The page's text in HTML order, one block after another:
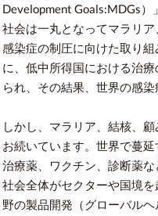
Development Goals:MDGs
社会は一丸となってマラリ
感染症の制圧に向けた取り
に、低中所得国における治
られ、その結果、世界の感
しかし、マラリア、結核、
お続いています。世界で蔓
治療薬、ワクチン、診断薬
社会全体がセクターや国境
野の製品開発（グローバル